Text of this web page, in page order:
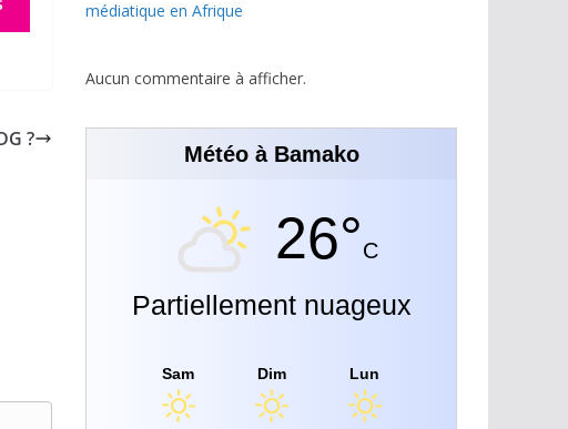
?
médiatique en Afrique
Aucun commentaire à afficher.
Météo à Bamako
26°C
Partiellement nuageux
Sam Dim Lun